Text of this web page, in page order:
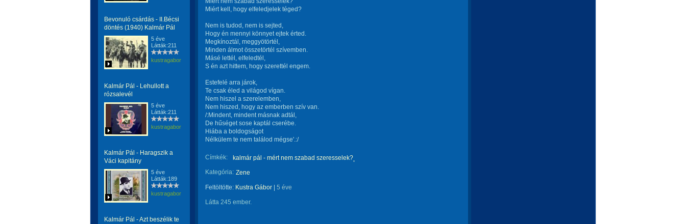
Bevonuló csárdás - II.Bécsi
döntés (1940) Kalmár Pál
5 éve
Látták:211
kustragabor
Kalmár Pál - Lehullott a
rózsalevél
5 éve
Látták:211
kustragabor
Kalmár Pál - Haragszik a
Váci kapitány
5 éve
Látták:189
kustragabor
Kalmár Pál - Azt beszélik te
Miért kell, hogy elfeledjelek téged?
Nem is tudod, nem is sejted,
Hogy én mennyi könnyet ejtek érted.
Megkínoztál, meggyötörtél,
Minden álmot összetörtél szívemben.
Másé lettél, elfeledtél,
S én azt hittem, hogy szerettél engem.
Estefelé arra járok,
Te csak éled a világod vígan.
Nem hiszel a szerelemben,
Nem hiszed, hogy az emberben szív van.
/:Mindent, mindent másnak adtál,
De hűséget sose kaptál cserébe.
Hiába a boldogságot
Nélkülem te nem találod mégse'.:/
Címkék:
kalmár pál - mért nem szabad szeresselek?
Kategória: Zene
Feltöltötte: Kustra Gábor 5 éve
Látta 245 ember.